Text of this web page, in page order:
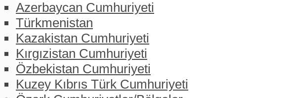
Azerbaycan Cumhuriyeti
Türkmenistan
Kazakistan Cumhuriyeti
Kırgızistan Cumhuriyeti
Özbekistan Cumhuriyeti
Kuzey Kıbrıs Türk Cumhuriyeti